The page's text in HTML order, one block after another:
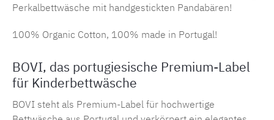
Perkalbettwäsche mit handgestickten Pandabären!
100% Organic Cotton, 100% made in Portugal!
BOVI, das portugiesische Premium-Label
für Kinderbettwäsche
BOVI steht als Premium-Label für hochwertige